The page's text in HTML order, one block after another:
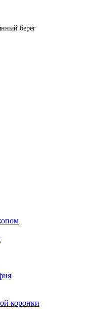
берег
коронки